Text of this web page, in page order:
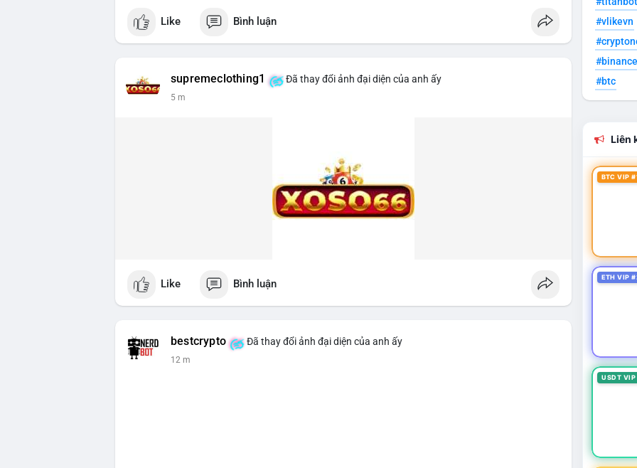
Like Bình luận
supremeclothing1 Đã thay đổi ảnh đại diện của anh ấy
5 m
Like Bình luận
bestcrypto Đã thay đổi ảnh đại diện của anh ấy
12 m
#vlikevn
#btc
Liên
BTC VIP
ETH VIP
USDT